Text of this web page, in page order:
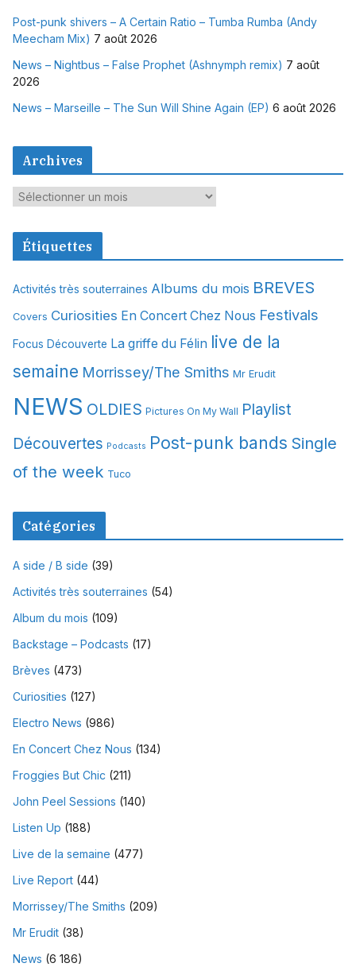
Post-punk shivers – A Certain Ratio – Tumba Rumba (Andy
Meecham Mix) 7 août 2026
News – Nightbus – False Prophet (Ashnymph remix) 7 août
2026
News – Marseille – The Sun Will Shine Again (EP) 6 août 2026
Archives
A
c
v
e
Étiquettes
Activités très souterraines Albums du mois BREVES
Covers Curiosities En Concert Chez Nous Festivals
Focus Découverte La griffe du Félin live de la
semaine Morrissey/The Smiths Mr Erudit
NEWS OLDIES Pictures On My Wall Playlist
Découvertes Podcasts Post-punk bands Single
of the week Tuco
Catégories
A side / B side (39)
Activités très souterraines (54)
Album du mois (109)
Backstage – Podcasts (17)
Brèves (473)
Curiosities (127)
Electro News (986)
En Concert Chez Nous (134)
Froggies But Chic (211)
John Peel Sessions (140)
Listen Up (188)
Live de la semaine (477)
Live Report (44)
Morrissey/The Smiths (209)
Mr Erudit (38)
News (6 186)